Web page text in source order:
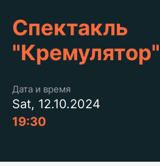
Спектакль
"Кремулятор"
Дата и время
Sat, 12.10.2024
19:30